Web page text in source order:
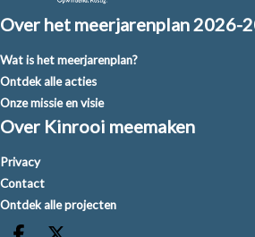
Over het meerjarenplan 2026-
Wat is het meerjarenplan?
Ontdek alle acties
Onze missie en visie
Over Kinrooi meemaken
Privacy
Contact
Ontdek alle projecten